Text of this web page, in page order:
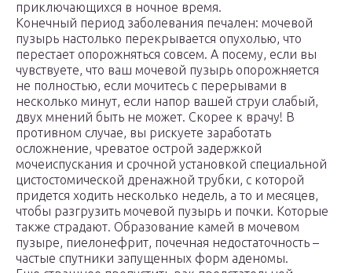
приключающихся в ночное время.
Конечный период заболевания печален: мочевой
пузырь настолько перекрывается опухолью, что
перестает опорожняться совсем. А посему, если вы
чувствуете, что ваш мочевой пузырь опорожняется
не полностью, если мочитесь с перерывами в
несколько минут, если напор вашей струи слабый,
двух мнений быть не может. Скорее к врачу! В
противном случае, вы рискуете заработать
осложнение, чреватое острой задержкой
мочеиспускания и срочной установкой специальной
цистостомической дренажной трубки, с которой
придется ходить несколько недель, а то и месяцев,
чтобы разгрузить мочевой пузырь и почки. Которые
также страдают. Образование камей в мочевом
пузыре, пиелонефрит, почечная недостаточность –
частые спутники запущенных форм аденомы.